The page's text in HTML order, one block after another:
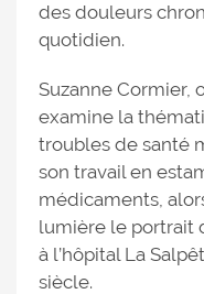
des douleurs
quotidien.
Suzanne Cormier,
examine la
troubles de santé
son travail en
médicaments,
lumière le portrait
à l’hôpital La
siècle.